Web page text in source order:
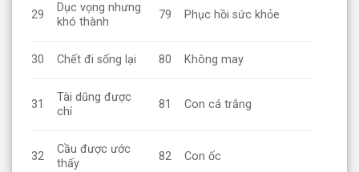
29
Dục vọng nhưng
khó thành
79 Phục hồi sức khỏe
30 Chết đi sống lại 80 Không may
31
Tài dũng được
chí
81 Con cá trắng
32
Cầu được ước
thấy
82 Con ốc